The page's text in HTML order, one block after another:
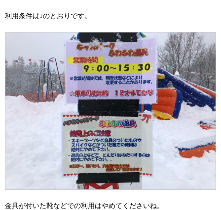
利用条件は↓のとおりです。
金具が付いた靴などでの利用はやめてくださいね。